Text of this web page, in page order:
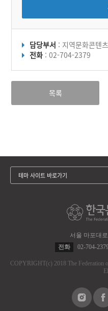
담당부서 : 지역문화콘텐
전화 : 02-704-2379
목록
서울 마포대
전화
02-704-
COPYRIGHT(c) 2018 The Federation
테마 사이트 바로가기